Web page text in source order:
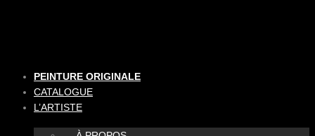
PEINTURE ORIGINALE
CATALOGUE
L’ARTISTE